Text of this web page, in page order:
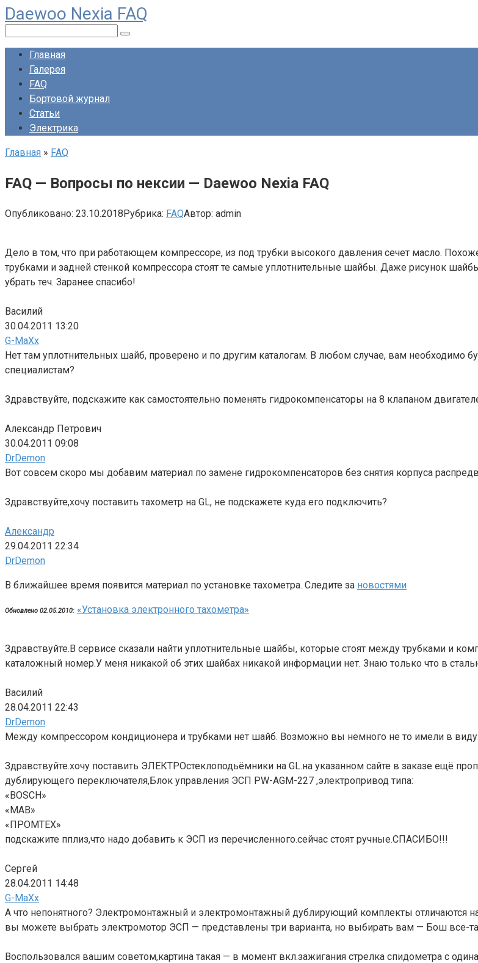
Перейти
к
контенту
Daewoo Nexia FAQ
Главная
Галерея
FAQ
Бортовой журнал
Статьи
Электрика
Главная » FAQ
FAQ — Вопросы по нексии — Daewoo Nexia FAQ
Опубликовано: 23.10.2018Рубрика: FAQАвтор: admin
Дело в том, что при работающем компрессоре, из под трубки высокого давления сечет масло.
трубками и задней стенкой компрессора стоят те самые уплотнительные шайбы. Даже рисунок
убрать теч. Заранее спасибо!
Василий
30.04.2011 13:20
G-MaXx
Нет там уплотнительных шайб, проверено и по другим каталогам. В любом случае, вам необходимо
специалистам?
Здравствуйте, подскажите как самостоятельно поменять гидрокомпенсаторы на 8 клапаном
Александр Петрович
30.04.2011 09:08
DrDemon
Вот совсем скоро мы добавим материал по замене гидрокомпенсаторов без снятия корпуса
Здравствуйте,хочу поставить тахометр на GL, не подскажете куда его подключить?
Александр
29.04.2011 22:34
DrDemon
В ближайшее время появится материал по установке тахометра. Следите за новостями
Обновлено 02.05.2010: «Установка электронного тахометра»
Здравствуйте.В сервисе сказали найти уплотнительные шайбы, которые стоят между трубками и
каталожный номер.У меня никакой об этих шайбах никакой информации нет. Знаю только что в
Василий
28.04.2011 22:43
DrDemon
Между компрессором кондиционера и трубками нет шайб. Возможно вы немного не то имели в
Здравствуйте.хочу поставить ЭЛЕКТРОстеклоподьёмники на GL.на указанном сайте в заказе ещё
дублирующего переключателя,Блок управления ЭСП PW-AGM-227 ,электропривод типа:
«BOSCH»
«MAB»
«ПРОМТЕХ»
подскажите пплиз,что надо добавить к ЭСП из перечисленного.сейчас стоят ручные.СПАСИБО!!!
Сергей
28.04.2011 14:48
G-MaXx
А что непонятного? Электромонтажный и электромонтажный дублирующий комплекты отличаются
вы можете выбрать электромотор ЭСП — представлены три варианта, но выбирать вам — Бош все-
Воспользовался вашим советом,картина такая — в момент вкл.зажигания стрелка спидометра с